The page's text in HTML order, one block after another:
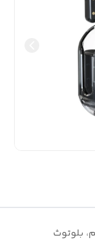
بلوتوث